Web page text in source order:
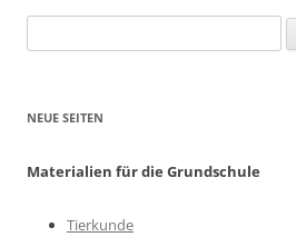
nach:
NEUE SEITEN
Materialien für die Grundschule
Tierkunde